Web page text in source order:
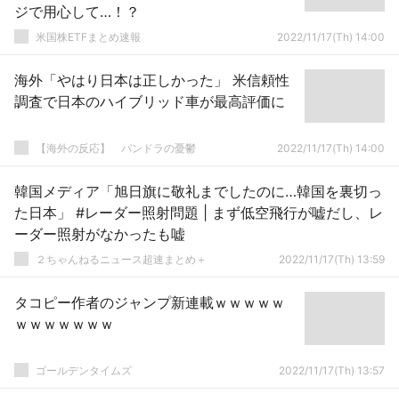
ジで用心して…！？
米国株ETFまとめ速報 2022/11/17(Th) 14:00
海外「やはり日本は正しかった」 米信頼性
調査で日本のハイブリッド車が最高評価に
【海外の反応】 パンドラの憂鬱 2022/11/17(Th) 14:00
韓国メディア「旭日旗に敬礼までしたのに…韓国を裏切っ
た日本」 #レーダー照射問題 | まず低空飛行が嘘だし、レ
ーダー照射がなかったも嘘
２ちゃんねるニュース超速まとめ＋ 2022/11/17(Th) 13:59
タコピー作者のジャンプ新連載ｗｗｗｗｗ
ｗｗｗｗｗｗｗ
ゴールデンタイムズ 2022/11/17(Th) 13:57